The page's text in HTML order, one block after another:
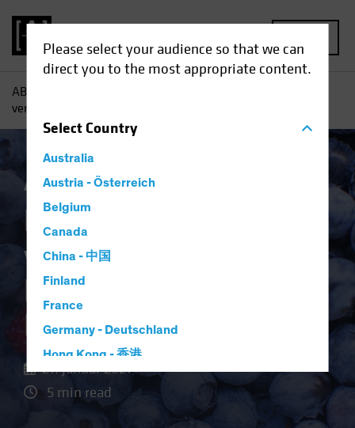
Please select your audience so that we can
direct you to the most appropriate content.
SelectCountry
Australia
Austria - Österreich
Belgium
Canada
China - 中国
Finland
France
Germany - Deutschland
Hong Kong - 香港
Hungary
AB
verborgenes Potenzial in US-Nebenwerten
Aktien Blog
Erholung offenbart
verborgenes
Potenzial in US-
Nebenwerten
21. Januar 2021
5 min read